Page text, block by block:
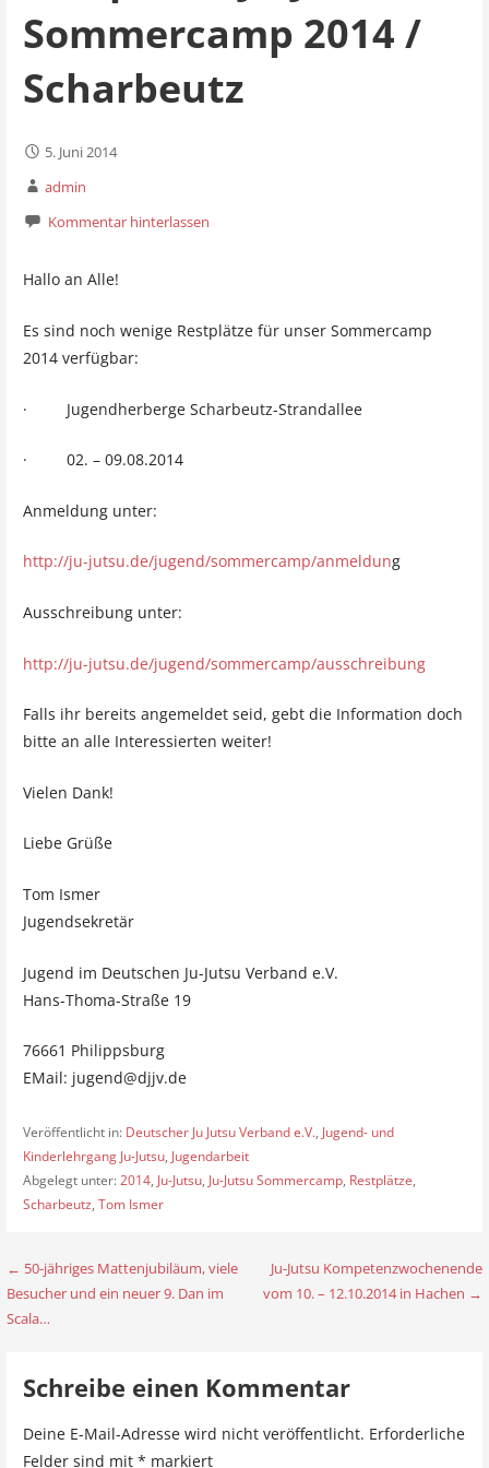
Sommercamp 2014 /
Scharbeutz
5. Juni 2014
admin
Kommentar hinterlassen
Hallo an Alle!
Es sind noch wenige Restplätze für unser Sommercamp
2014 verfügbar:
· Jugendherberge Scharbeutz-Strandallee
· 02. – 09.08.2014
Anmeldung unter:
http://ju-jutsu.de/jugend/sommercamp/anmeldung
Ausschreibung unter:
http://ju-jutsu.de/jugend/sommercamp/ausschreibung
Falls ihr bereits angemeldet seid, gebt die Information doch
bitte an alle Interessierten weiter!
Vielen Dank!
Liebe Grüße
Tom Ismer
Jugendsekretär
Jugend im Deutschen Ju-Jutsu Verband e.V.
Hans-Thoma-Straße 19
76661 Philippsburg
EMail: jugend@djjv.de
Veröffentlicht in: Deutscher Ju Jutsu Verband e.V., Jugend- und
Kinderlehrgang Ju-Jutsu, Jugendarbeit
Abgelegt unter:2014, Ju-Jutsu, Ju-Jutsu Sommercamp, Restplätze,
Scharbeutz, Tom Ismer
B
e
← 50-jähriges Mattenjubiläum, viele
Besucher und ein neuer 9. Dan im
Scala…
Ju-Jutsu Kompetenzwochenende
vom 10. – 12.10.2014 in Hachen →
Schreibe einen Kommentar
Deine E-Mail-Adresse wird nicht veröffentlicht. Erforderliche
Felder sind mit * markiert